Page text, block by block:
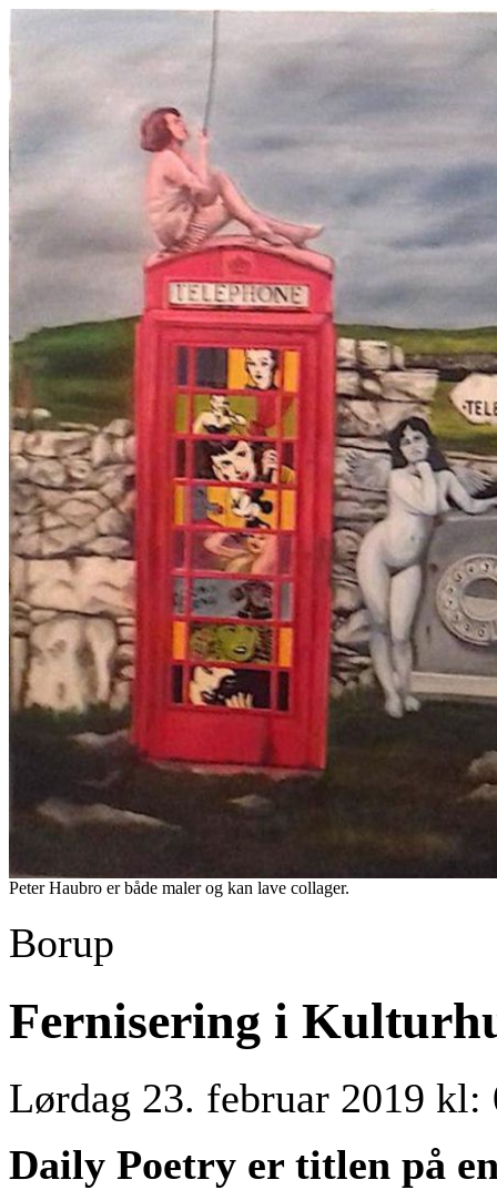
Peter Haubro er både maler og kan lave collager.
Borup
Fernisering i
Lørdag 23. februar 2019
Daily Poetry er titlen på